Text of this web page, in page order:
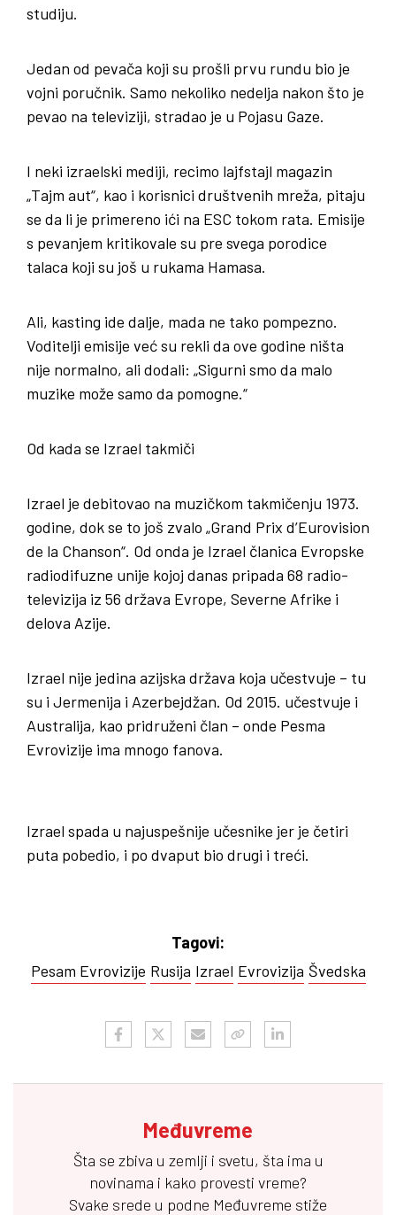
studiju.
Jedan od pevača koji su prošli prvu rundu bio je
vojni poručnik. Samo nekoliko nedelja nakon što je
pevao na televiziji, stradao je u Pojasu Gaze.
I neki izraelski mediji, recimo lajfstajl magazin
„Tajm aut“, kao i korisnici društvenih mreža, pitaju
se da li je primereno ići na ESC tokom rata. Emisije
s pevanjem kritikovale su pre svega porodice
talaca koji su još u rukama Hamasa.
Ali, kasting ide dalje, mada ne tako pompezno.
Voditelji emisije već su rekli da ove godine ništa
nije normalno, ali dodali: „Sigurni smo da malo
muzike može samo da pomogne.“
Od kada se Izrael takmiči
Izrael je debitovao na muzičkom takmičenju 1973.
godine, dok se to još zvalo „Grand Prix d’Eurovision
de la Chanson“. Od onda je Izrael članica Evropske
radiodifuzne unije kojoj danas pripada 68 radio-
televizija iz 56 država Evrope, Severne Afrike i
delova Azije.
Izrael nije jedina azijska država koja učestvuje – tu
su i Jermenija i Azerbejdžan. Od 2015. učestvuje i
Australija, kao pridruženi član – onde Pesma
Evrovizije ima mnogo fanova.
Izrael spada u najuspešnije učesnike jer je četiri
puta pobedio, i po dvaput bio drugi i treći.
Tagovi:
Pesam Evrovizije Rusija Izrael Evrovizija Švedska
Međuvreme
Šta se zbiva u zemlji i svetu, šta ima u
novinama i kako provesti vreme?
Svake srede u podne Međuvreme stiže